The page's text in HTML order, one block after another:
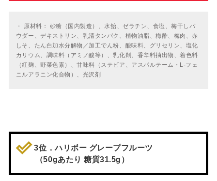
・
原材料： 砂糖（国内製造）、水飴、ゼラチン、食塩、梅干しパ
ウダー、デキストリン、乳清タンパク、植物油脂、梅酢、梅肉、赤
しそ、たん白加水分解物／加工でん粉、酸味料、グリセリン、塩化
カリウム、調味料（アミノ酸等）、乳化剤、香辛料抽出物、着色料
（紅麹、野菜色素）、甘味料（ステビア、アスパルテーム・L-フェ
ニルアラニン化合物）、光沢剤
3位．ハリボー グレープフルーツ
（50gあたり 糖質31.5g）